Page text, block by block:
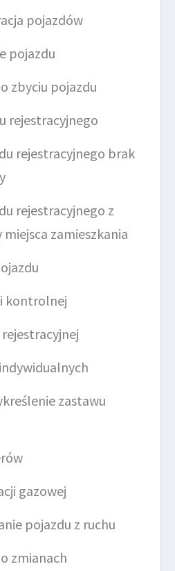
pojazdów
pojazdu
zbyciu pojazdu
rejestracyjnego
rejestracyjnego brak
rejestracyjnego z
zamieszkania
kontrolnej
zastawu
gazowej
pojazdu z ruchu
zmianach